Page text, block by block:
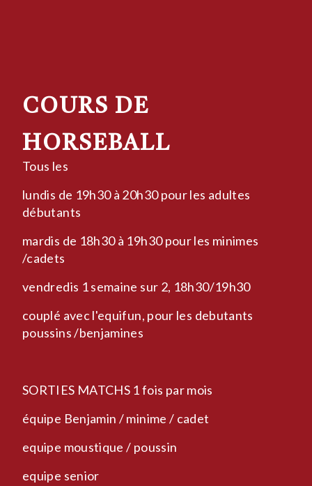
COURS DE
HORSEBALL
Tous les
lundis de 19h30 à 20h30 pour les adultes
débutants
mardis de 18h30 à 19h30 pour les minimes
/cadets
vendredis 1 semaine sur 2, 18h30/19h30
couplé avec l'equifun, pour les debutants
poussins /benjamines
SORTIES MATCHS 1 fois par mois
équipe Benjamin / minime / cadet
equipe moustique / poussin
equipe senior